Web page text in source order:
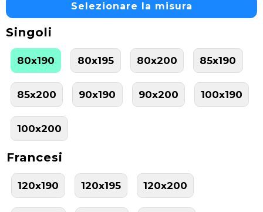
Selezionare la misura
Singoli
80x190 80x195 80x200 85x190
85x200 90x190 90x200 100x190
100x200
Francesi
120x190 120x195 120x200